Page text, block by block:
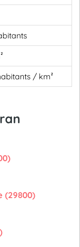
/ km²
(29800)